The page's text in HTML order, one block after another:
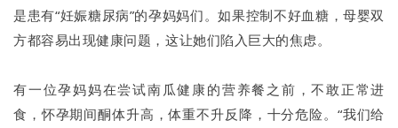
是患有“妊娠糖尿病”的孕妈妈们。如果控制不好血糖，母婴双
方都容易出现健康问题，这让她们陷入巨大的焦虑。
有一位孕妈妈在尝试南瓜健康的营养餐之前，不敢正常进
食，怀孕期间酮体升高，体重不升反降，十分危险。“我们给